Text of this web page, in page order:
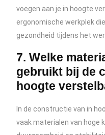
voegen aan je in hoogte
ergonomische werkplek
gezondheid tijdens het
7. Welke
gebruikt bij de
hoogte
In de constructie van in
vaak materialen van hoge